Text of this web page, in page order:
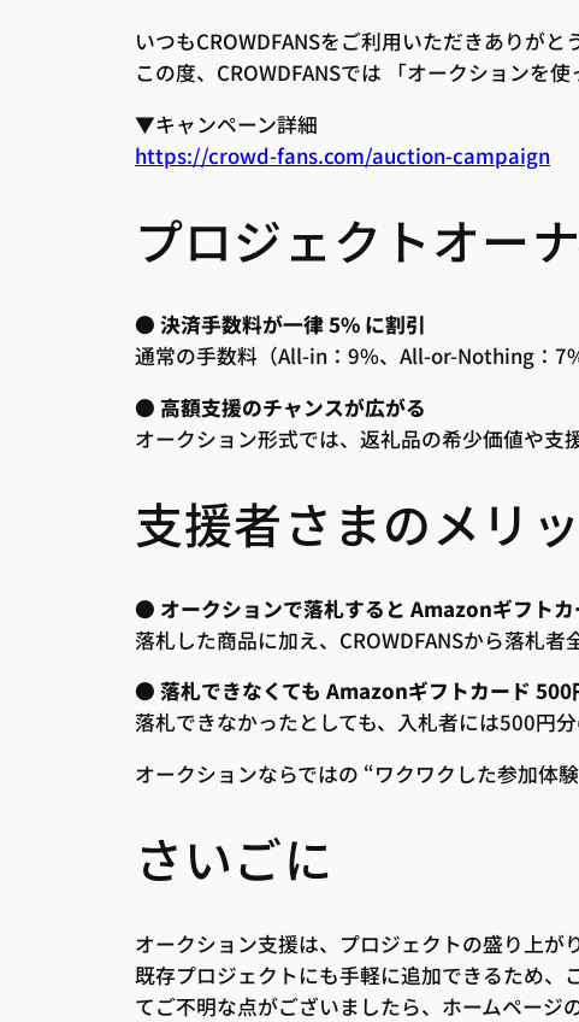
いつもCROWDFANSをご利用いただきありがと
この度、CROWDFANSでは 「オークションを
▼キャンペーン詳細
https://crowd-fans.com/auction-campaign
プロジェクトオー
● 決済手数料が一律 5% に割引
通常の手数料（All-in：9%、All-or-Nothing：
● 高額支援のチャンスが広がる
オークション形式では、返礼品の希少価値や支
支援者さまのメリ
● オークションで落札すると Amazonギフト
落札した商品に加え、CROWDFANSから落札者
● 落札できなくても Amazonギフトカード 500
落札できなかったとしても、入札者には500円
オークションならではの “ワクワクした参加体
さいごに
オークション支援は、プロジェクトの盛り上が
既存プロジェクトにも手軽に追加できるため、
てご不明な点がございましたら、ホームページ